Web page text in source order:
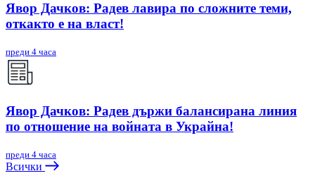
Явор Дачков: Радев лавира по сложните теми,
откакто е на власт!
преди 4 часа
Явор Дачков: Радев държи балансирана линия
по отношение на войната в Украйна!
преди 4 часа
Всички